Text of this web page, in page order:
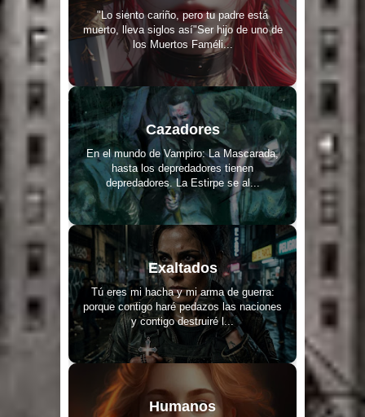
"Lo siento cariño, pero tu padre está
muerto, lleva siglos así"Ser hijo de uno de
los Muertos Faméli...
Cazadores
En el mundo de Vampiro: La Mascarada,
hasta los depredadores tienen
depredadores. La Estirpe se al...
Exaltados
Tú eres mi hacha y mi arma de guerra:
porque contigo haré pedazos las naciones
y contigo destruiré l...
Humanos